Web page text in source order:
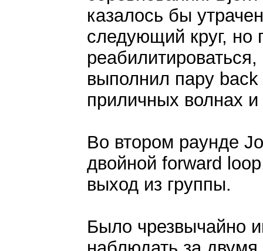
казалось бы
следующий круг, но
выполнил пару
приличных волнах
Во втором раунде
двойной forward
выход из группы.
Было чрезвычайно